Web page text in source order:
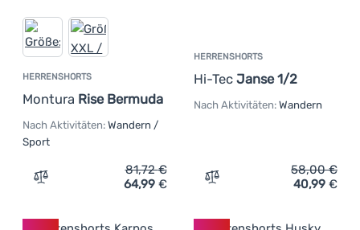
HERRENSHORTS
Montura Rise Bermuda
Nach Aktivitäten: Wandern /
Sport
Zum Vergleich 'Herrenshorts Montura Rise Bermuda'
81,72€
64,99 €
HERRENSHORTS
Hi-Tec Janse 1/2
Nach Aktivitäten: Wandern
Zum Vergleich
58,00€
40,99 €